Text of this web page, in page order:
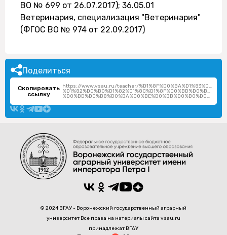
ВО № 699 от 26.07.2017); 36.05.01
Ветеринария, специализация "Ветеринария"
(ФГОС ВО № 974 от 22.09.2017)
Поделиться
Скопировать
ссылку
https://www.vsau.ru/teacher/
%D1%82%D0%B0%D1%82%D1%8C%D1%8F%D0%BD%D0%B0-
%D0%BD%D0%B8%D0%BA%D0%BE%D0%BB%D0%B0%D0%B5%D0%B2%D0%BD%D0%B0/
© 2024 ВГАУ - Воронежский государственный аграрный
университет Все права на материалы сайта vsau.ru
принадлежат ВГАУ